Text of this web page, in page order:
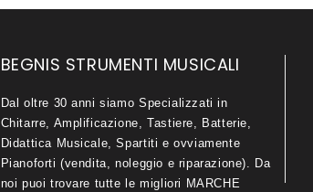
BEGNIS STRUMENTI MUSICALI
Dal oltre 30 anni siamo Specializzati in
Chitarre, Amplificazione, Tastiere, Batterie,
Didattica Musicale, Spartiti e ovviamente
Pianoforti (vendita, noleggio e riparazione). Da
noi puoi trovare tutte le migliori MARCHE